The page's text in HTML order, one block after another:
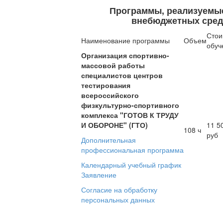
Программы,
внебюджетных
Наименование программы Объем
Организация спортивно-
массовой работы
специалистов центров
тестирования
всероссийского
физкультурно-спортивного
комплекса "ГОТОВ К ТРУДУ
И ОБОРОНЕ" (ГТО)
Дополнительная
профессиональная программа
Календарный учебный график
Заявление
Согласие на обработку
персональных данных
108 ч 11
руб